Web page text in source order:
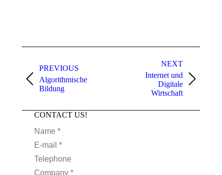
navigation
PREVIOUS
Previous
post:
Algorithmische
Bildung
NEXT
Internet und
Digitale
Wirtschaft
CONTACT US!
Name *
E-mail *
Telephone
Company *